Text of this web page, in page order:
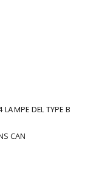
DEL TYPE B
CAN